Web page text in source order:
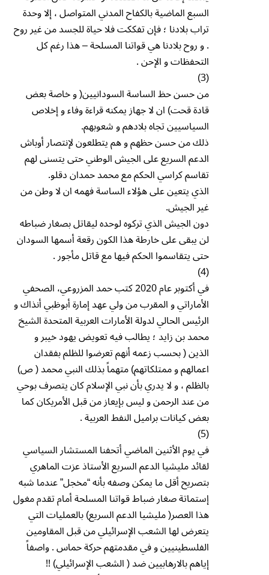
السبع الماضية بالكفاح المدني المتواصل ، إلا وحدة
تراب بلادنا ؛ فإن تفككت فلا حياة للجسد من غير روح
. و روح بلادنا هي قواتنا المسلحة – هذا رغم كل
التحفظات و الإحن .
(3)
من حسن حظ الساسة السودانيين( و خاصة بعض
قادة قحت) ان لا جهاز يمكنه قراءة وفاء و إخلاص
السياسيين تجاه بلادهم و شعوبهم.
ذلك من حسن حظهم و هم يتطلعون لإنتصار أوباش
الدعم السريع على الجيش الوطني حتى يتسنى لهم
تقاسم كراسي الحكم مع محمد حمدان دقلو.
الذي يتعين على هؤلاء الساسة فهمه ان لا وطن من
غير الجيش.
دون الجيش الذي تركوه لوحده ليقاتل بصغار ضباطه
لن يبقى على خارطة هذا الكون رقعة أسمها السودان
حتى يتقاسموا الحكم فيها مع قاتل مأجور .
(4)
في أكتوبر عام 2020 كتب حمد المزروعي، الصحفي
الأماراتي و المقرب من ولي عهد إمارة أبوظبي أنذاك و
الرئيس الحالي لدولة الأمارات العربية المتحدة الشيخ
محمد بن زايد ؛ يطالب فيه تعويض يهود خيبر و
الذين ( بحسب زعمه أنهم تعرضوا للظلم بفقدان
اعمالهم و ممتلكاتهم) متهماً بذلك النبي محمد ( ص)
بالظلم ، و لا يدري بأن نبي الإسلام كان يتصرف بوحي
من عند الرحمن و ليس بإيعاز من قبل الأمريكان كما
بعض كيانات براميل النفط العربية .
(5)
في يوم الأثنين الماضي أتحفنا المستشار السياسي
لقائد مليشيا الدعم السريع الأستاذ عزت الماهري
بتصريح أقل ما يمكن وصفه بأنه “مخجل” عندما شبه
إستماتة صغار ضباط قواتنا المسلحة أمام تقدم مغول
هذا العصر( مليشيا الدعم السريع) بالعمليات التي
يتعرض لها الشعب الإسرائيلي من قبل المقاومين
الفلسطينيين و في مقدمتهم حركة حماس . واصفاً
إياهم بالارهابيين ضد ( الشعب الإسرائيلي) !!